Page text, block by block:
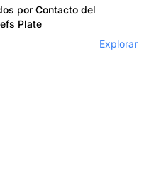
por Contacto del
Plate
Explorar